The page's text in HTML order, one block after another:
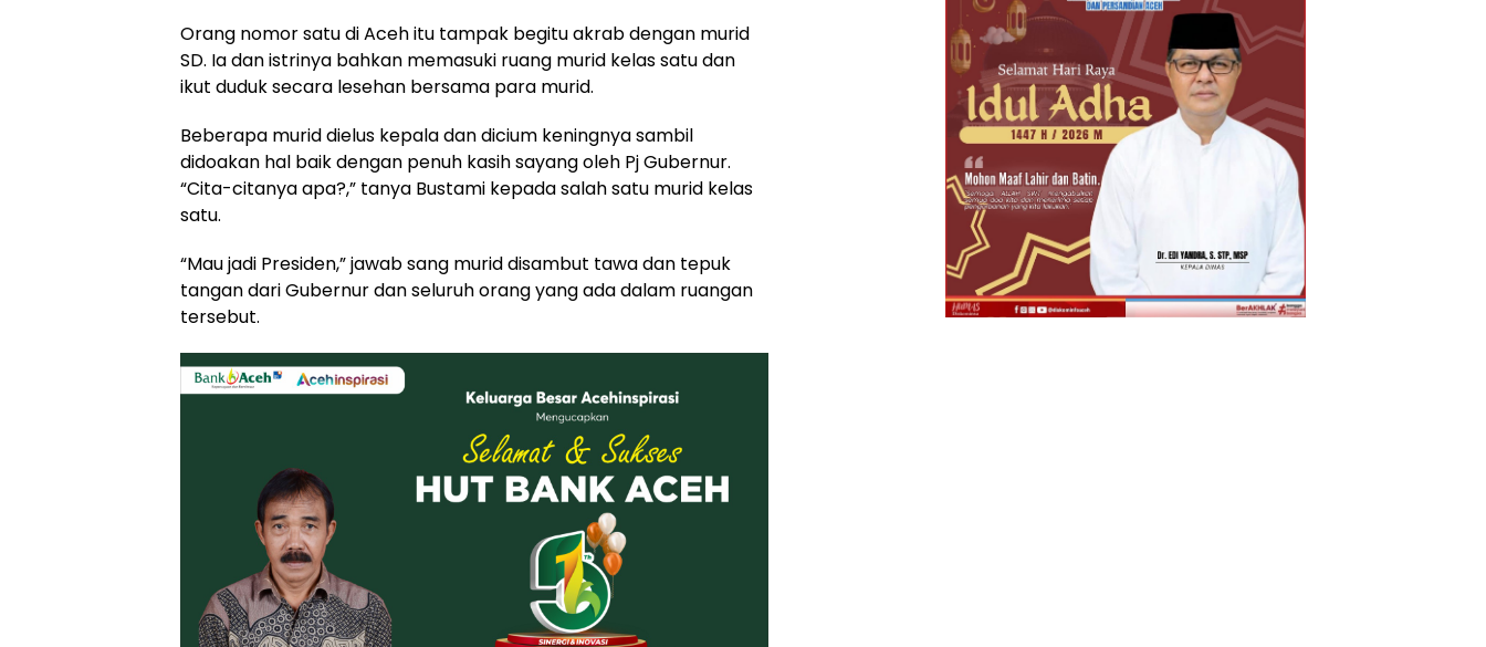
Orang nomor satu di Aceh itu tampak begitu akrab dengan murid
SD. Ia dan istrinya bahkan memasuki ruang murid kelas satu dan
ikut duduk secara lesehan bersama para murid.
Beberapa murid dielus kepala dan dicium keningnya sambil
didoakan hal baik dengan penuh kasih sayang oleh Pj Gubernur.
“Cita-citanya apa?,” tanya Bustami kepada salah satu murid kelas
satu.
“Mau jadi Presiden,” jawab sang murid disambut tawa dan tepuk
tangan dari Gubernur dan seluruh orang yang ada dalam ruangan
tersebut.